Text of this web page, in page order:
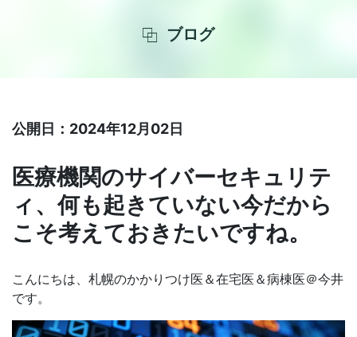
ブログ
公開日：2024年12月02日
医療機関のサイバーセキュリテ
ィ、何も起きていない今だから
こそ考えておきたいですね。
こんにちは、札幌のかかりつけ医＆在宅医＆病棟医＠今井
です。